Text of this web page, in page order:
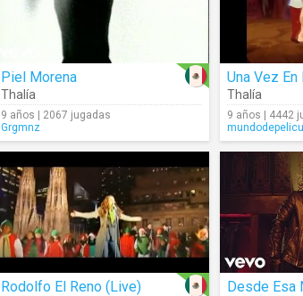
Piel Morena
Thalía
9 años | 2067 jugadas
Grgmnz
Una Vez
Thalía
9 años | 4442
Rodolfo El Reno (Live) Desde Esa